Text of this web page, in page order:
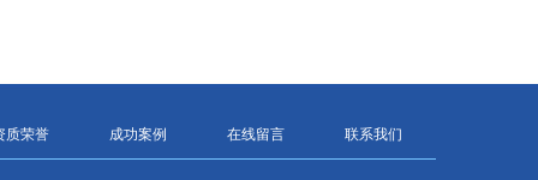
质荣誉 成功案例 在线留言 联系我们